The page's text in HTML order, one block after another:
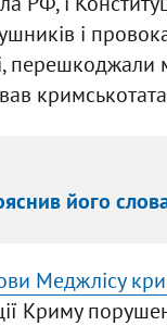
і
його
Меджлісу
Криму